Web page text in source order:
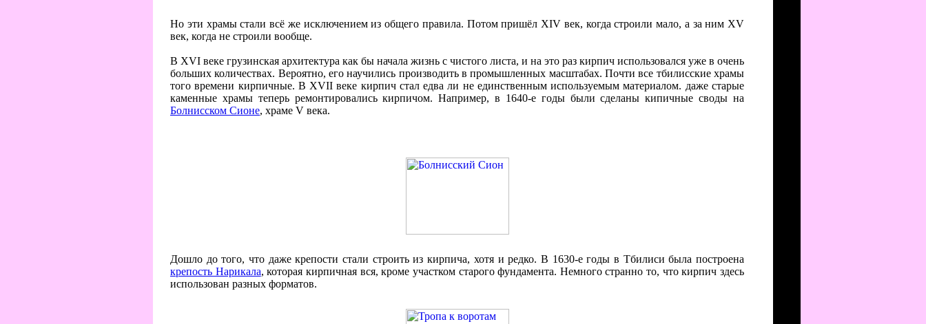
Но эти храмы стали всё же исключением из общего правила. Потом пришёл XIV век, когда строили мало, а за ним XV
век, когда не строили вообще.
В XVI веке грузинская архитектура как бы начала жизнь с чистого листа, и на это раз кирпич использовался уже в очень
больших количествах. Вероятно, его научились производить в промышленных масштабах. Почти все тбилисские храмы
того времени кирпичные. В XVII веке кирпич стал едва ли не единственным используемым материалом. даже старые
каменные храмы теперь ремонтировались кирпичом. Например, в 1640-е годы были сделаны кипичные своды на
Болнисском Сионе, храме V века.
Дошло до того, что даже крепости стали строить из кирпича, хотя и редко. В 1630-е годы в Тбилиси была построена
крепость Нарикала, которая кирпичная вся, кроме участком старого фундамента. Немного странно то, что кирпич здесь
использован разных форматов.